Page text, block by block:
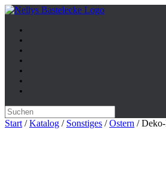
Zum
springen
Suche
nach:
Start /Katalog / Sonstiges /Ostern /